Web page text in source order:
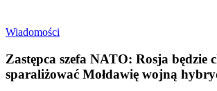
Wiadomości
Zastępca szefa NATO: Rosja będzie
sparaliżować Mołdawię wojną